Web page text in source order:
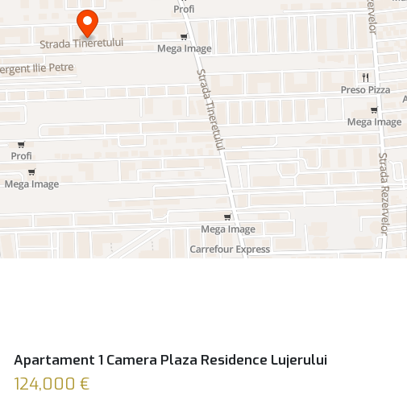
Apartament 1 Camera Plaza Residence Lujerului
124,000 €